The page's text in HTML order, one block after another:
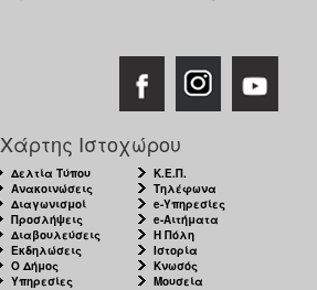
Χάρτης Ιστοχώρου
Δελτία Τύπου
Ανακοινώσεις
Διαγωνισμοί
Προσλήψεις
Διαβουλεύσεις
Εκδηλώσεις
Ο Δήμος
Υπηρεσίες
Κ.Ε.Π.
Τηλέφωνα
e-Υπηρεσίες
e-Αιτήματα
Η Πόλη
Ιστορία
Κνωσός
Μουσεία